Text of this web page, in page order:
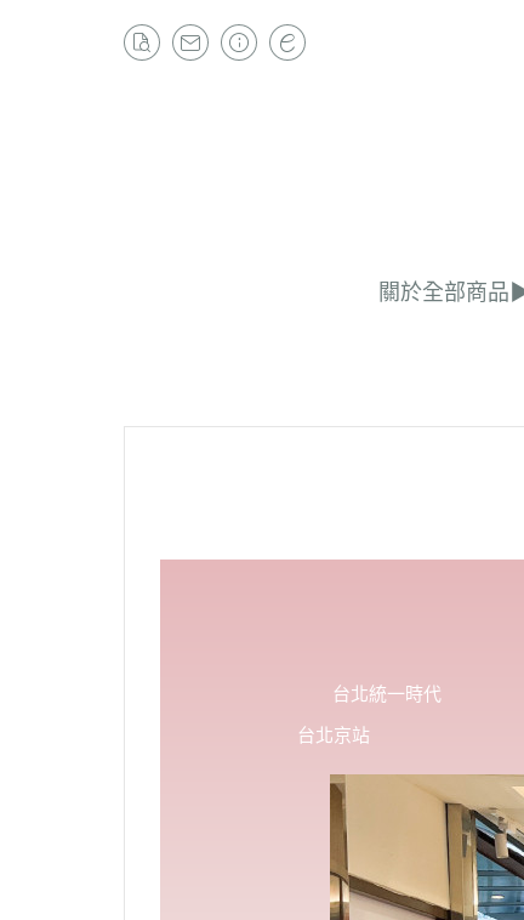
關於全部商品
台北統一時代
台北京站